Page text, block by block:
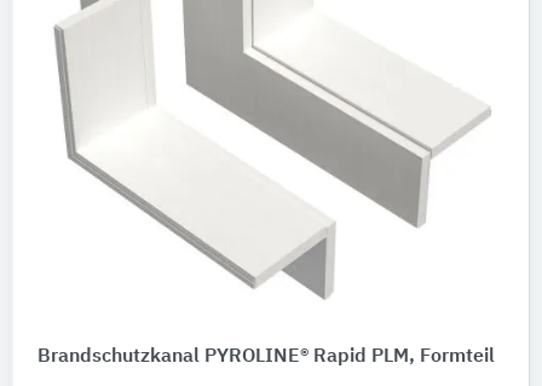
Brandschutzkanal PYROLINE® Rapid PLM, Formteil